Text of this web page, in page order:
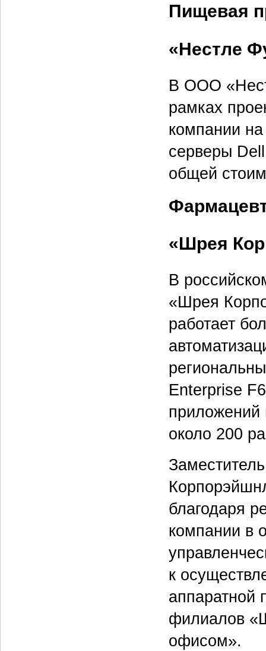
Пищевая
«Нестле
В ООО
рамках
компании
серверы
общей
«Шрея
В
«Шрея
работает
Enterprise
приложений
около 200
благодаря
компании в
к
аппаратной
филиалов
офисом».